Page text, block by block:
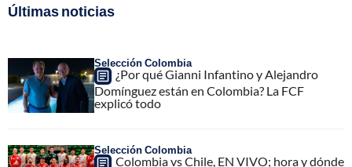
Últimas noticias
Selección Colombia
¿Por qué Gianni Infantino y Alejandro
Domínguez están en Colombia? La FCF
explicó todo
Selección Colombia
Colombia vs Chile, EN VIVO; hora y dónde